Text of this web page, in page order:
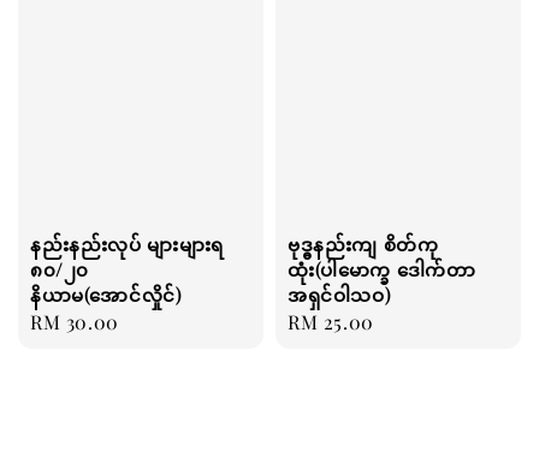
နည်းနည်းလုပ် များများရ
၈၀/၂၀
နိယာမ(အောင်လှိုင်)
Regular
RM 30.00
ဗုဒ္ဓနည်းကျ စိတ်ကု
ထုံး(ပါမောက္ခ ဒေါက်တာ
အရှင်ဝါသဝ)
Regular
RM 25.00